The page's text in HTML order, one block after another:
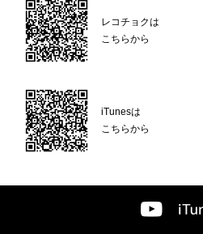
レコチョクは
こちらから
iTunesは
こちらから